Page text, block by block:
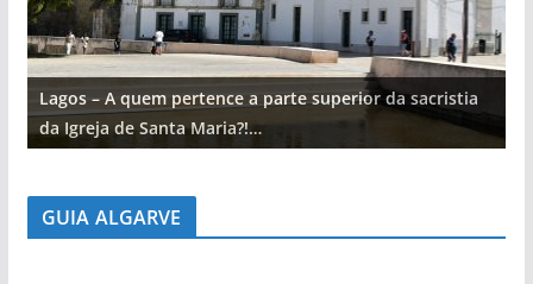
Lagos – A quem pertence a parte superior da sacristia
da Igreja de Santa Maria?!…
GUIA ALGARVE